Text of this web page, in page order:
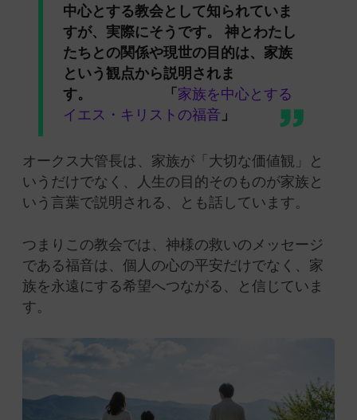
中心とする教会として知られていま
すが、実際にそうです。 神とわたし
たちとの関係や現世の目的は、家族
という観点から説明されま
す。 「 家族を中心とする
イエス・キリストの福音 」
オークス大管長は、家族が「大切な価値観」と
いうだけでなく、人生の目的そのものが家族と
いう言葉で説明される、とも話しています。
つまりこの教会では、神様の救いのメッセージ
である福音は、個人の心の平安だけでなく、家
族を永遠にする希望へつながる、と信じていま
す。